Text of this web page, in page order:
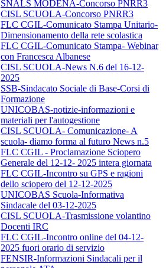
SNALS MODENA-Concorso PNRR3
CISL SCUOLA-Concorso PNRR3
FLC CGIL-Comunicato Stampa Unitario-
Dimensionamento della rete scolastica
FLC CGIL-Comunicato Stampa- Webinar
con Francesca Albanese
CISL SCUOLA-News N.6 del 16-12-
2025
SSB-Sindacato Sociale di Base-Corsi di
Formazione
UNICOBAS-notizie-informazioni e
materiali per l'autogestione
CISL SCUOLA- Comunicazione- A
scuola- diamo forma al futuro News n.5
FLC CGIL - Proclamazione Sciopero
Generale del 12-12- 2025 intera giornata
FLC CGIL-Incontro su GPS e ragioni
dello sciopero del 12-12-2025
UNICOBAS Scuola-Informativa
Sindacale del 03-12-2025
CISL SCUOLA-Trasmissione volantino
Docenti IRC
FLC CGIL-Incontro online del 04-12-
2025 fuori orario di servizio
FENSIR-Informazioni Sindacali per il